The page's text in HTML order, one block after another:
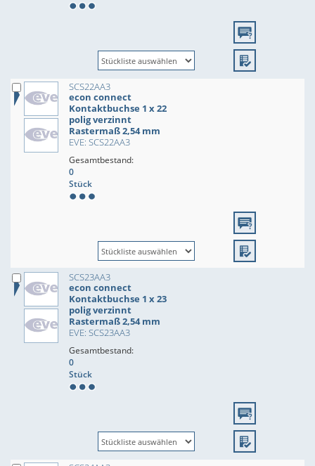
SCS22AA3
econ connect
Kontaktbuchse 1 x 22
polig verzinnt
Rastermaß 2,54 mm
EVE: SCS22AA3
Gesamtbestand:
0
Stück
SCS23AA3
econ connect
Kontaktbuchse 1 x 23
polig verzinnt
Rastermaß 2,54 mm
EVE: SCS23AA3
Gesamtbestand:
0
Stück